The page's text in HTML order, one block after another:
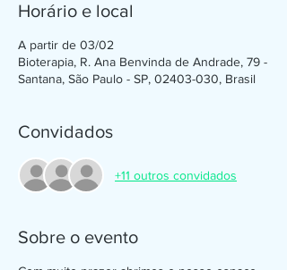
Horário e local
A partir de 03/02
Bioterapia, R. Ana Benvinda de Andrade, 79 -
Santana, São Paulo - SP, 02403-030, Brasil
Convidados
+11 outros convidados
Sobre o evento